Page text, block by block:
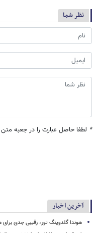
نظر شما
* لطفا حاصل عبارت را در جعبه متن
آخرین اخبار
هوندا گلدوینگ تور، رقیبی جدی